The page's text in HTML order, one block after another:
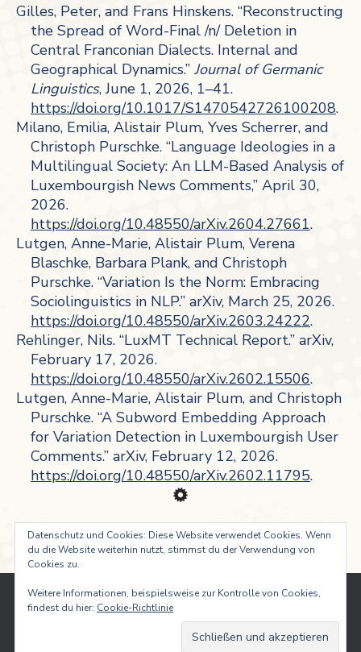
Gilles, Peter, and Frans Hinskens. “Reconstructing
the Spread of Word-Final /n/ Deletion in
Central Franconian Dialects. Internal and
Geographical Dynamics.” Journal of Germanic
Linguistics, June 1, 2026, 1–41.
https://doi.org/10.1017/S1470542726100208.
Milano, Emilia, Alistair Plum, Yves Scherrer, and
Christoph Purschke. “Language Ideologies in a
Multilingual Society: An LLM-Based Analysis of
Luxembourgish News Comments,” April 30,
2026.
https://doi.org/10.48550/arXiv.2604.27661.
Lutgen, Anne-Marie, Alistair Plum, Verena
Blaschke, Barbara Plank, and Christoph
Purschke. “Variation Is the Norm: Embracing
Sociolinguistics in NLP.” arXiv, March 25, 2026.
https://doi.org/10.48550/arXiv.2603.24222.
Rehlinger, Nils. “LuxMT Technical Report.” arXiv,
February 17, 2026.
https://doi.org/10.48550/arXiv.2602.15506.
Lutgen, Anne-Marie, Alistair Plum, and Christoph
Purschke. “A Subword Embedding Approach
for Variation Detection in Luxembourgish User
Comments.” arXiv, February 12, 2026.
https://doi.org/10.48550/arXiv.2602.11795.
Institut für lëtzebuergesch Sprooch- a Literaturwëssenschaft -
Datenschutz und Cookies: Diese Website verwendet Cookies. Wenn
du die Website weiterhin nutzt, stimmst du der Verwendung von
Cookies zu.
Weitere Informationen, beispielsweise zur Kontrolle von Cookies,
findest du hier: Cookie-Richtlinie